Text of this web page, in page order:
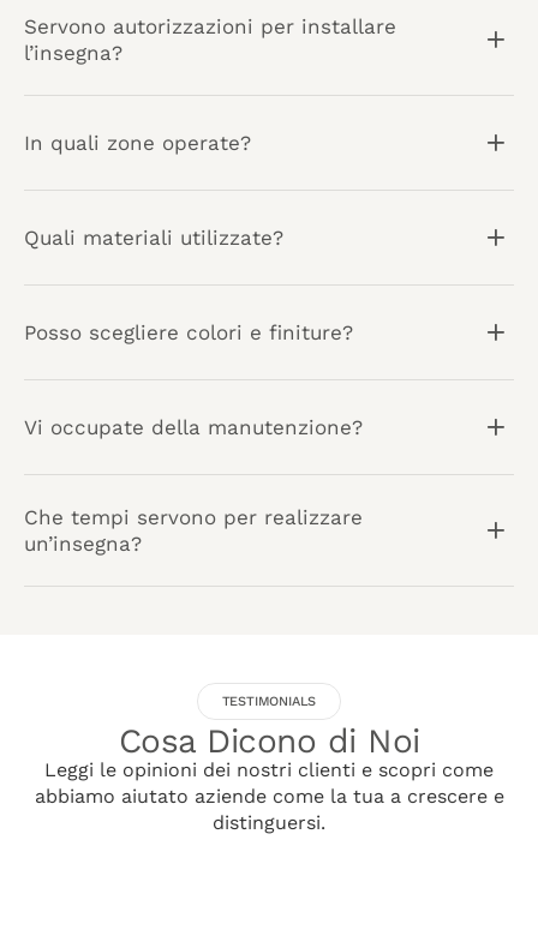
Servono autorizzazioni per installare
l’insegna?
In quali zone operate?
Quali materiali utilizzate?
Posso scegliere colori e finiture?
Vi occupate della manutenzione?
Che tempi servono per realizzare
un’insegna?
TESTIMONIALS
Cosa Dicono di Noi
Leggi le opinioni dei nostri clienti e scopri come
abbiamo aiutato aziende come la tua a crescere e
distinguersi.